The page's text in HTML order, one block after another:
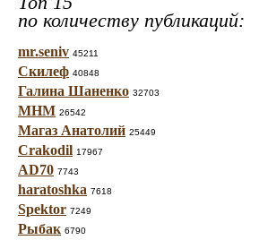
по количеству публикаций:
mr.seniv 45211
Скилеф 40848
Галина Шаненко 32703
МНМ 26542
Магаз Анатолий 25449
Crakodil 17967
AD70 7743
haratoshka 7618
Spektor 7249
Рыбак 6790